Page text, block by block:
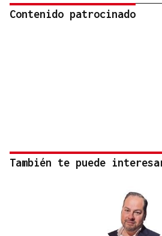
Contenido patrocinado
También te puede